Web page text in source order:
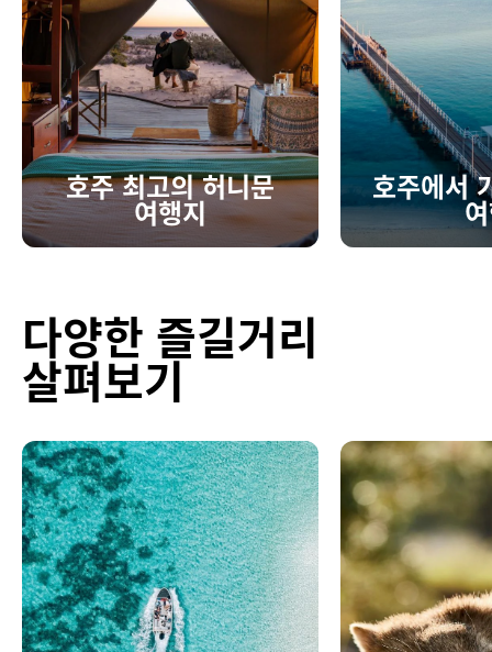
호주 최고의 허니문
여행지
호주에서
다양한 즐길거리
살펴보기